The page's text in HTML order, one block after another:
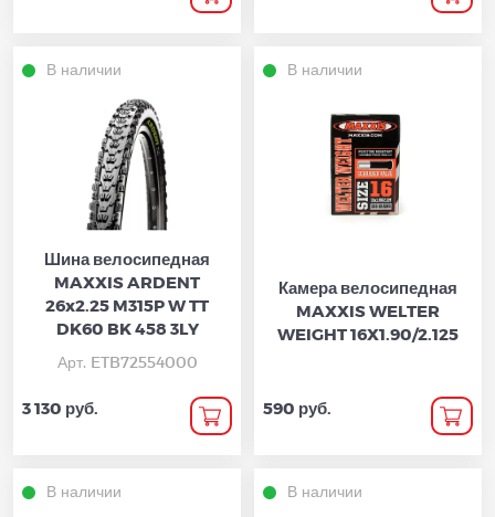
В наличии
Шина велосипедная
MAXXIS ARDENT
26x2.25 M315P W TT
DK60 BK 458 3LY
Арт. ETB72554000
3 130 руб.
В наличии
Камера велосипедная
MAXXIS WELTER
WEIGHT 16X1.90/2.125
590 руб.
В наличии В наличии